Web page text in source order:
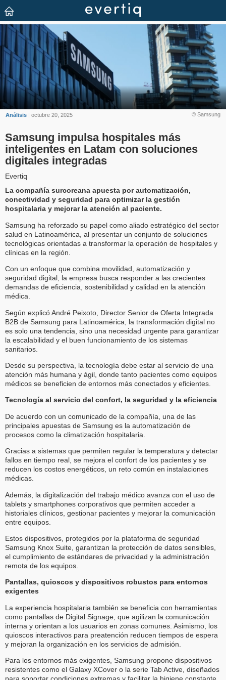
© Samsung
Análisis | octubre 20, 2025
Samsung impulsa hospitales más
inteligentes en Latam con soluciones
digitales integradas
Evertiq
La compañía surcoreana apuesta por automatización,
conectividad y seguridad para optimizar la gestión
hospitalaria y mejorar la atención al paciente.
Samsung ha reforzado su papel como aliado estratégico del sector
salud en Latinoamérica, al presentar un conjunto de soluciones
tecnológicas orientadas a transformar la operación de hospitales y
clínicas en la región.
Con un enfoque que combina movilidad, automatización y
seguridad digital, la empresa busca responder a las crecientes
demandas de eficiencia, sostenibilidad y calidad en la atención
médica.
Según explicó André Peixoto, Director Senior de Oferta Integrada
B2B de Samsung para Latinoamérica, la transformación digital no
es solo una tendencia, sino una necesidad urgente para garantizar
la escalabilidad y el buen funcionamiento de los sistemas
sanitarios.
Desde su perspectiva, la tecnología debe estar al servicio de una
atención más humana y ágil, donde tanto pacientes como equipos
médicos se beneficien de entornos más conectados y eficientes.
Tecnología al servicio del confort, la seguridad y la eficiencia
De acuerdo con un comunicado de la compañía, una de las
principales apuestas de Samsung es la automatización de
procesos como la climatización hospitalaria.
Gracias a sistemas que permiten regular la temperatura y detectar
fallos en tiempo real, se mejora el confort de los pacientes y se
reducen los costos energéticos, un reto común en instalaciones
médicas.
Además, la digitalización del trabajo médico avanza con el uso de
tablets y smartphones corporativos que permiten acceder a
historiales clínicos, gestionar pacientes y mejorar la comunicación
entre equipos.
Estos dispositivos, protegidos por la plataforma de seguridad
Samsung Knox Suite, garantizan la protección de datos sensibles,
el cumplimiento de estándares de privacidad y la administración
remota de los equipos.
Pantallas, quioscos y dispositivos robustos para entornos
exigentes
La experiencia hospitalaria también se beneficia con herramientas
como pantallas de Digital Signage, que agilizan la comunicación
interna y orientan a los usuarios en zonas comunes. Asimismo, los
quioscos interactivos para preatención reducen tiempos de espera
y mejoran la organización en los servicios de admisión.
Para los entornos más exigentes, Samsung propone dispositivos
resistentes como el Galaxy XCover o la serie Tab Active, diseñados